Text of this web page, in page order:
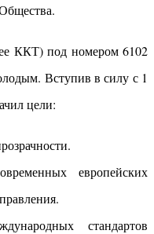
ККТ) под номером 6102
Вступив в силу с 1
цели:
европейских
стандартов